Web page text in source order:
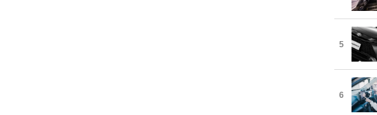
5
6